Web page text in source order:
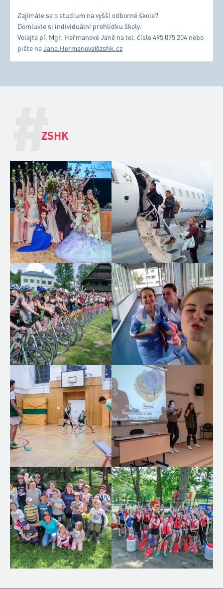
Zajímáte se o studium na vyšší odborné škole?
Domluvte si individuální prohlídku školy.
Volejte pí. Mgr. Heřmanové Janě na tel. číslo 495 075 204 nebo
pište naJana.Hermanova@zshk.cz
#
ZSHK